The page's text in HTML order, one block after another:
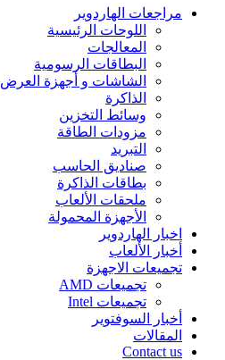
مراجعات الهاردوير
اللوحات الرئيسية
المعالجات
البطاقات الرسومية
الشاشات و أجهزة العرض
الذاكرة
وسائط التخزين
مزودات الطاقة
التبريد
صناديق الحاسب
بطاقات الذاكرة
ملحقات الألعاب
الأجهزة المحمولة
اخبار الهاردوير
أخبار الألعاب
تجميعات الاجهزة
تجميعات AMD
تجميعات Intel
أخبار السوفتوير
المقالات
Contact us